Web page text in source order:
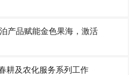
产品赋能金色果海，激活
耕及农化服务系列工作